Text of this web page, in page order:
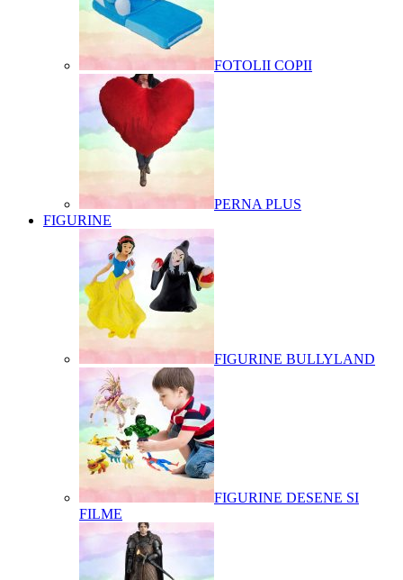
FOTOLII COPII
PERNA PLUS
FIGURINE
FIGURINE BULLYLAND
FIGURINE DESENE SI
FILME